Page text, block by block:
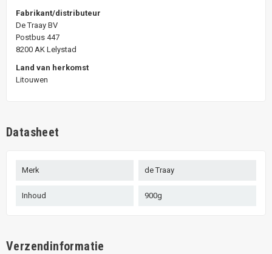
Fabrikant/distributeur
De Traay BV
Postbus 447
8200 AK Lelystad
Land van herkomst
Litouwen
Datasheet
Merk de Traay
Inhoud 900g
Verzendinformatie